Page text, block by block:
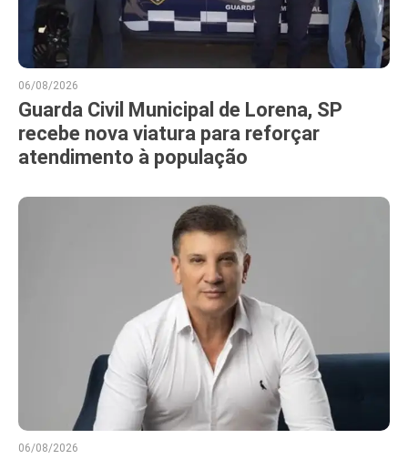
06/08/2026
Guarda Civil Municipal de Lorena, SP
recebe nova viatura para reforçar
atendimento à população
06/08/2026